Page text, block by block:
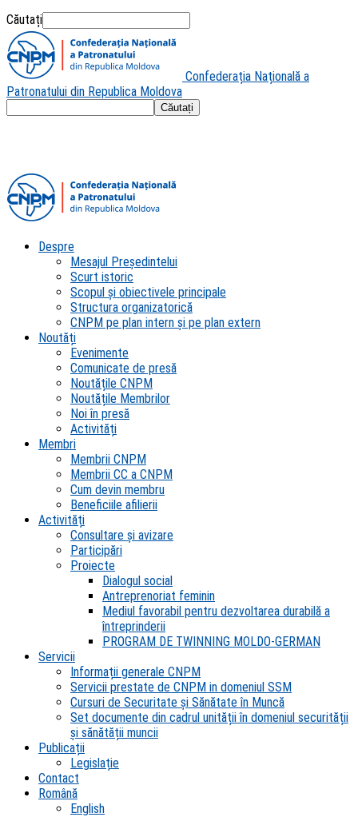
Căutați
Confederația Națională a
Patronatului din Republica Moldova
Despre
Mesajul Președintelui
Scurt istoric
Scopul şi obiectivele principale
Structura organizatorică
CNPM pe plan intern şi pe plan extern
Noutăți
Evenimente
Comunicate de presă
Noutățile CNPM
Noutățile Membrilor
Noi în presă
Activități
Membri
Membrii CNPM
Membrii CC a CNPM
Cum devin membru
Beneficiile afilierii
Activități
Consultare și avizare
Participări
Proiecte
Dialogul social
Antreprenoriat feminin
Mediul favorabil pentru dezvoltarea durabilă a
întreprinderii
PROGRAM DE TWINNING MOLDO-GERMAN
Servicii
Informații generale CNPM
Servicii prestate de CNPM in domeniul SSM
Cursuri de Securitate și Sănătate în Muncă
Set documente din cadrul unității în domeniul securității
și sănătății muncii
Publicații
Legislație
Contact
Română
English